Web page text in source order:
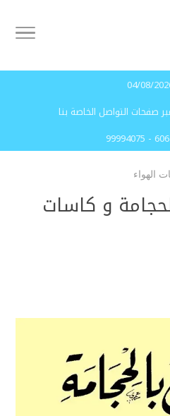
04/08/
صفحات التواصل الخاصة بنا
99994075 -
الهواء
و كاسات